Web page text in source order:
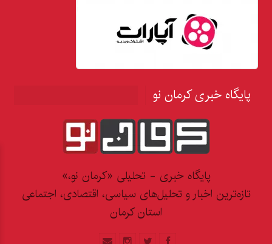
پایگاه خبری کرمان نو
پایگاه خبری - تحلیلی «کرمان نو،»
تازه‌ترین اخبار و تحلیل‌های سیاسی، اقتصادی، اجتماعی
استان کرمان